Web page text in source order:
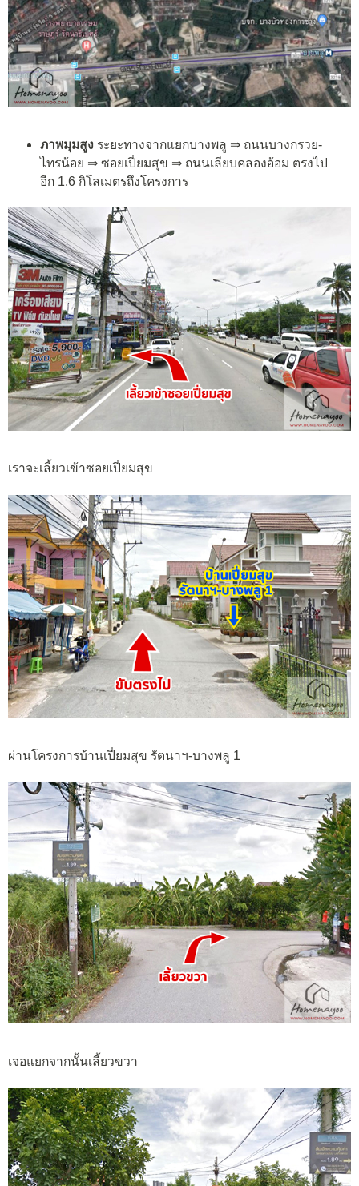
ภาพมุมสูง ระยะทางจากแยกบางพลู ⇒ ถนนบางกรวย-
ไทรน้อย ⇒ ซอยเปี่ยมสุข ⇒ ถนนเลียบคลองอ้อม ตรงไป
อีก 1.6 กิโลเมตรถึงโครงการ
เราจะเลี้ยวเข้าซอยเปี่ยมสุข
ผ่านโครงการบ้านเปี่ยมสุข รัตนาฯ-บางพลู 1
เจอแยกจากนั้นเลี้ยวขวา